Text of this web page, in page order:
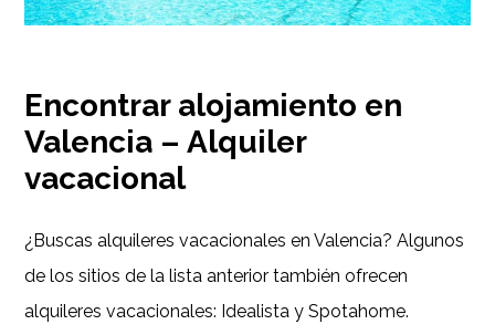
Encontrar alojamiento en
Valencia – Alquiler
vacacional
¿Buscas alquileres vacacionales en Valencia? Algunos
de los sitios de la lista anterior también ofrecen
alquileres vacacionales: Idealista y Spotahome.